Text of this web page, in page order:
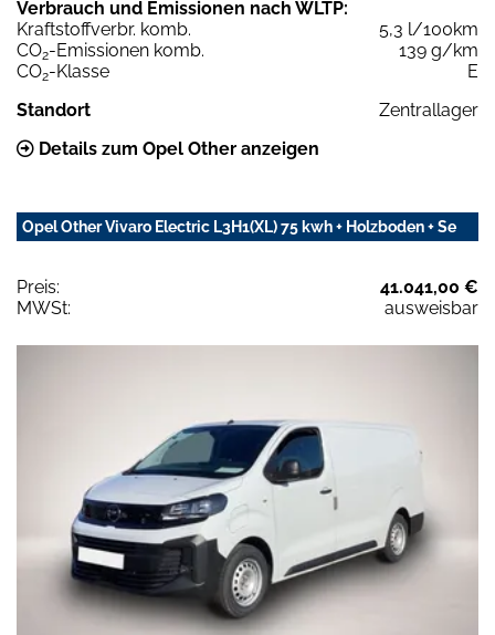
Verbrauch und Emissionen nach WLTP:
Kraftstoffverbr. komb.
5,3 l/100km
CO2-Emissionen komb.
139 g/km
CO2-Klasse
E
Standort
Zentrallager
Details zum Opel Other anzeigen
Opel Other Vivaro Electric L3H1(XL) 75 kwh + Holzboden + Se
Preis:
41.041,00 €
MWSt:
ausweisbar